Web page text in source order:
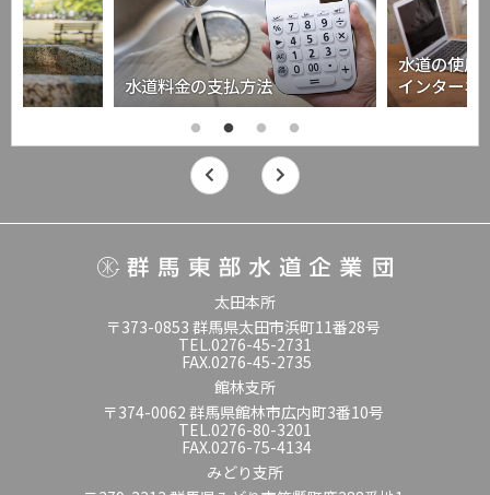
水道料金の支払方法
水道の使用
インターネ
太田本所
〒373-0853 群馬県太田市浜町11番28号
TEL.0276-45-2731
FAX.0276-45-2735
館林支所
〒374-0062 群馬県館林市広内町3番10号
TEL.0276-80-3201
FAX.0276-75-4134
みどり支所